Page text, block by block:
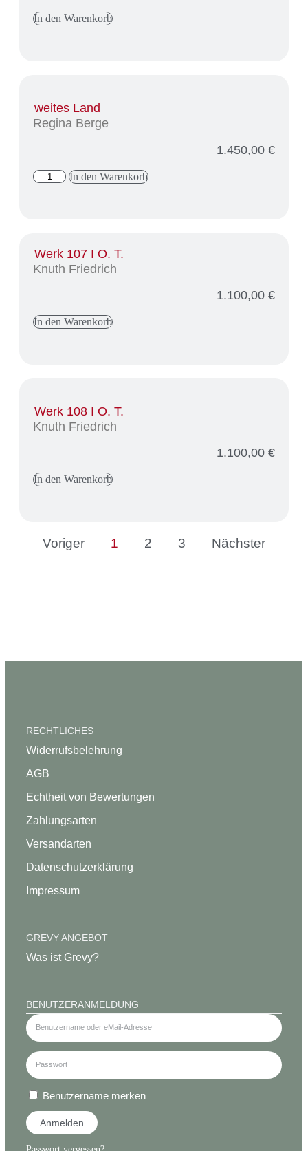
In den Warenkorb
weites Land
Regina Berge
1.450,00 €
In den Warenkorb
Werk 107 I O. T.
Knuth Friedrich
1.100,00 €
In den Warenkorb
Werk 108 I O. T.
Knuth Friedrich
1.100,00 €
In den Warenkorb
Voriger 1 2 3 Nächster
RECHTLICHES
Widerrufsbelehrung
AGB
Echtheit von Bewertungen
Zahlungsarten
Versandarten
Datenschutz­erklärung
Impressum
GREVY ANGEBOT
Was ist Grevy?
BENUTZERANMELDUNG
Benutzername merken
Anmelden